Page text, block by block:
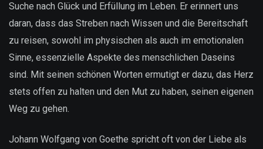
Suche nach Glück und Erfüllung im Leben. Er erinnert uns
daran, dass das Streben nach Wissen und die Bereitschaft
zu reisen, sowohl im physischen als auch im emotionalen
Sinne, essenzielle Aspekte des menschlichen Daseins
sind. Mit seinen schönen Worten ermutigt er dazu, das Herz
stets offen zu halten und den Mut zu haben, seinen eigenen
Weg zu gehen.
Johann Wolfgang von Goethe spricht oft von der Liebe als